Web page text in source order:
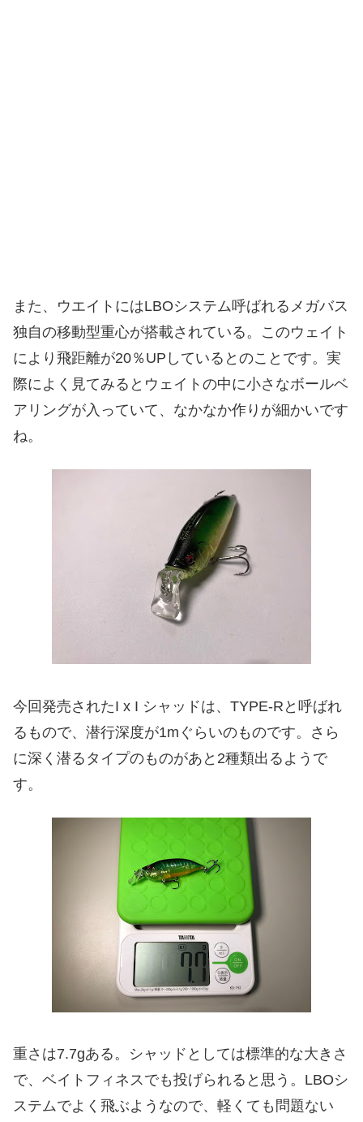
また、ウエイトにはLBOシステム呼ばれるメガバス
独自の移動型重心が搭載されている。このウェイト
により飛距離が20％UPしているとのことです。実
際によく見てみるとウェイトの中に小さなボールベ
アリングが入っていて、なかなか作りが細かいです
ね。
今回発売されたI x I シャッドは、TYPE-Rと呼ばれ
るもので、潜行深度が1mぐらいのものです。さら
に深く潜るタイプのものがあと2種類出るようで
す。
重さは7.7gある。シャッドとしては標準的な大きさ
で、ベイトフィネスでも投げられると思う。LBOシ
ステムでよく飛ぶようなので、軽くても問題ない